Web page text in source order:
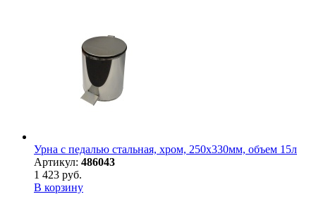
Урна с педалью стальная, хром, 250х330мм, объем 15л
Артикул: 486043
1 423 руб.
В корзину